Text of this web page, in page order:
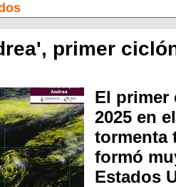
primer
El primer
2025 en
tormenta
formó
Estados